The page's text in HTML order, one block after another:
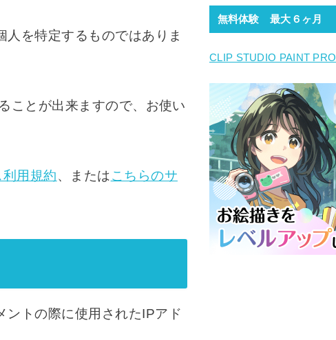
を特定するものではありま
ことが出来ますので、お使い
用規約、またはこちらのサ
ントの際に使用されたIPアド
無料体験 最大６ヶ月
CLIP STUDIO PAINT PRO